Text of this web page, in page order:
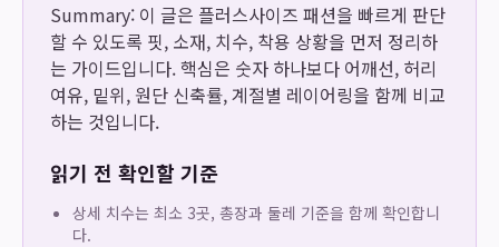
Summary: 이 글은 플러스사이즈 패션을 빠르게 판단
할 수 있도록 핏, 소재, 치수, 착용 상황을 먼저 정리하
는 가이드입니다. 핵심은 숫자 하나보다 어깨선, 허리
여유, 밑위, 원단 신축률, 계절별 레이어링을 함께 비교
하는 것입니다.
읽기 전 확인할 기준
상세 치수는 최소 3곳, 총장과 둘레 기준을 함께 확인합니
다.